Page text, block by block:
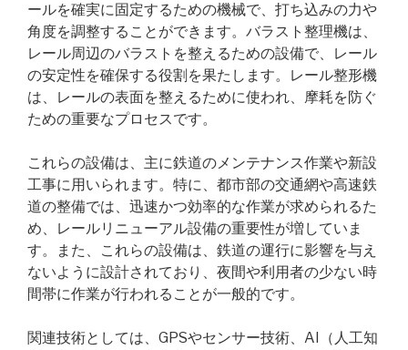
ールを確実に固定するための機械で、打ち込みの力や
角度を調整することができます。バラスト整理機は、
レール周辺のバラストを整えるための設備で、レール
の安定性を確保する役割を果たします。レール整形機
は、レールの表面を整えるために使われ、摩耗を防ぐ
ための重要なプロセスです。
これらの設備は、主に鉄道のメンテナンス作業や新設
工事に用いられます。特に、都市部の交通網や高速鉄
道の整備では、迅速かつ効率的な作業が求められるた
め、レールリニューアル設備の重要性が増していま
す。また、これらの設備は、鉄道の運行に影響を与え
ないように設計されており、夜間や利用者の少ない時
間帯に作業が行われることが一般的です。
関連技術としては、GPSやセンサー技術、AI（人工知